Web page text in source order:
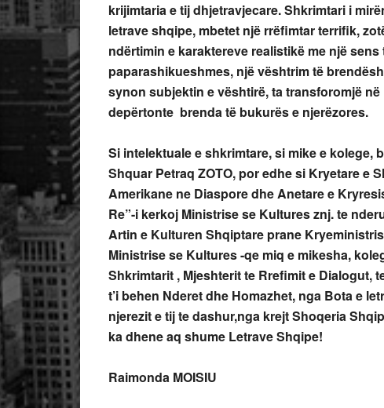
krijimtaria e tij dhjetravjecare. Shkrimtari i
letrave shqipe, mbetet një rrëfimtar terrifik,
ndërtimin e karaktereve realistikë me një
paparashikueshmes, një vështrim të
synon subjektin e vështirë, ta transforomjë
depërtonte brenda të bukurës e njerëzores.
Si intelektuale e shkrimtare, si mike e
Shquar Petraq ZOTO, por edhe si Kryetare e
Amerikane ne Diaspore dhe Anetare e
Re”-i kerkoj Ministrise se Kultures znj. te
Artin e Kulturen Shqiptare prane
Ministrise se Kultures -qe miq e mikesha,
Shkrimtarit , Mjeshterit te Rrefimit e Dialogut,
t’i behen Nderet dhe Homazhet, nga Bota e
njerezit e tij te dashur,nga krejt Shoqeria
ka dhene aq shume Letrave Shqipe!
Raimonda MOISIU